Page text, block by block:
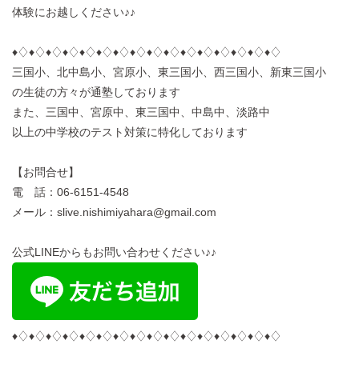
体験にお越しください♪♪
♦︎♢♦︎♢♦︎♢♦︎♢♦︎♢♦︎♢♦︎♢♦︎♢♦︎♢♦︎♢♦︎♢♦︎♢♦︎♢♦︎♢♦︎♢♦︎♢
三国小、北中島小、宮原小、東三国小、西三国小、新東三国小
の生徒の方々が通塾しております
また、三国中、宮原中、東三国中、中島中、淡路中
以上の中学校のテスト対策に特化しております
【お問合せ】
電 話：06-6151-4548
メール：slive.nishimiyahara@gmail.com
公式LINEからもお問い合わせください♪♪
♦︎♢♦︎♢♦︎♢♦︎♢♦︎♢♦︎♢♦︎♢♦︎♢♦︎♢♦︎♢♦︎♢♦︎♢♦︎♢♦︎♢♦︎♢♦︎♢